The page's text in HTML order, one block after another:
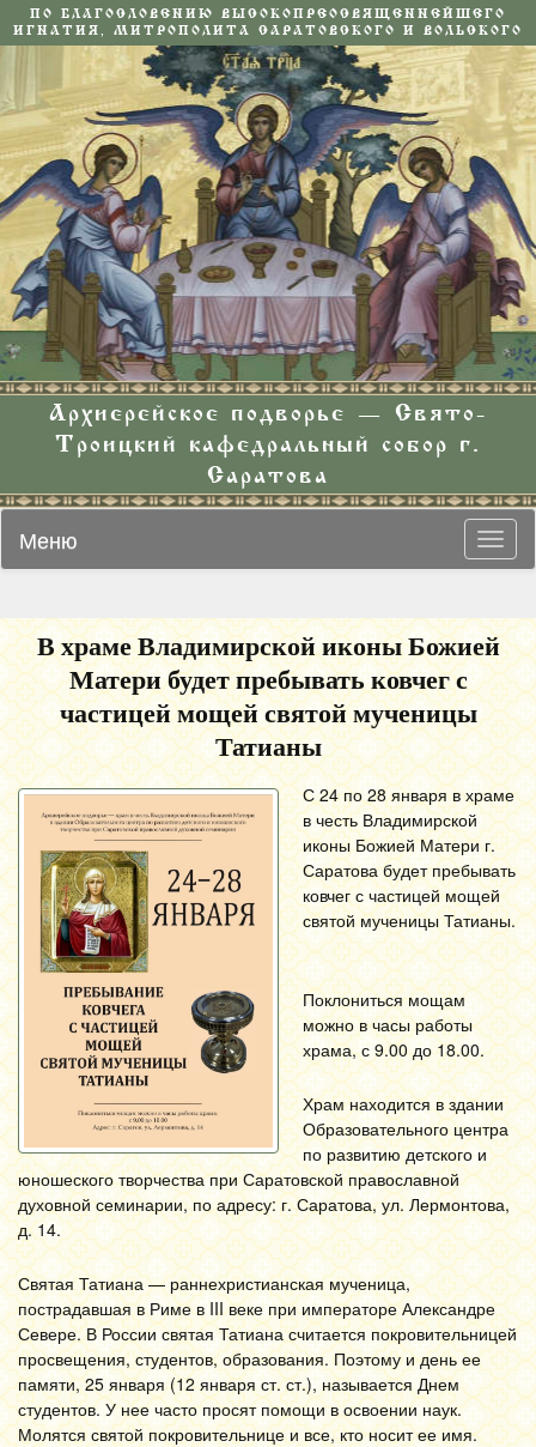
ПО БЛАГОСЛОВЕНИЮ ВЫСОКОПРЕОСВЯЩЕННЕЙШЕГО
ИГНАТИЯ, МИТРОПОЛИТА САРАТОВСКОГО И ВОЛЬСКОГО
Архиерейское подворье — Свято-
Троицкий кафедральный собор г.
Саратова
Меню
В храме Владимирской иконы Божией
Матери будет пребывать ковчег с
частицей мощей святой мученицы
Татианы
С 24 по 28 января в храме
в честь Владимирской
иконы Божией Матери г.
Саратова будет пребывать
ковчег с частицей мощей
святой мученицы Татианы.
Поклониться мощам
можно в часы работы
храма, с 9.00 до 18.00.
Храм находится в здании
Образовательного центра
по развитию детского и
юношеского творчества при Саратовской православной
духовной семинарии, по адресу: г. Саратова, ул. Лермонтова,
д. 14.
Святая Татиана — раннехристианская мученица,
пострадавшая в Риме в III веке при императоре Александре
Севере. В России святая Татиана считается покровительницей
просвещения, студентов, образования. Поэтому и день ее
памяти, 25 января (12 января ст. ст.), называется Днем
студентов. У нее часто просят помощи в освоении наук.
Молятся святой покровительнице и все, кто носит ее имя.